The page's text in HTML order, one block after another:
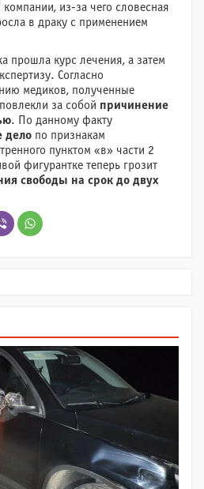
из-за чего словесная
в драку с применением
прошла курс лечения, а затем
Согласно
медиков, полученные
за собой причинение
. По данному факту
дело по признакам
пунктом «в» части 2
фигурантке теперь грозит
свободы на срок до двух